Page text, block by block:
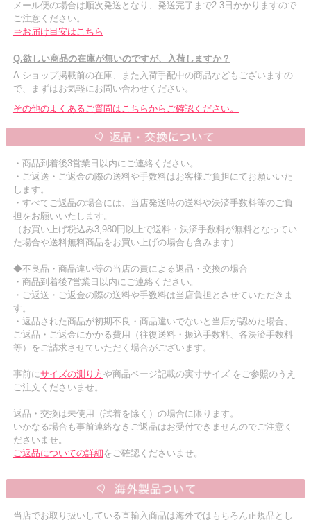
メール便の場合は順次発送となり、発送完了まで2-3日かかりますので
ご注意ください。
⇒お届け目安はこちら
Q.欲しい商品の在庫が無いのですが、入荷しますか？
A.ショップ掲載前の在庫、また入荷手配中の商品などもございますの
で、まずはお気軽にお問い合わせください。
その他のよくあるご質問はこちらからご確認ください。
・商品到着後3営業日以内にご連絡ください。
・ご返送・ご返金の際の送料や手数料はお客様ご負担にてお願いいた
します。
・すべてご返品の場合には、当店発送時の送料や決済手数料等のご負
担をお願いいたします。
（お買い上げ税込み3,980円以上で送料・決済手数料が無料となってい
た場合や送料無料商品をお買い上げの場合も含みます）
◆不良品・商品違い等の当店の責による返品・交換の場合
・商品到着後7営業日以内にご連絡ください。
・ご返送・ご返金の際の送料や手数料は当店負担とさせていただきま
す。
・返品された商品が初期不良・商品違いでないと当店が認めた場合、
ご返品・ご返金にかかる費用（往復送料・振込手数料、各決済手数料
等）をご請求させていただく場合がございます。
事前にサイズの測り方や商品ページ記載の実寸サイズ をご参照のうえ
ご注文くださいませ。
返品・交換は未使用（試着を除く）の場合に限ります。
いかなる場合も事前連絡なきご返品はお受付できませんのでご注意く
ださいませ。
ご返品についての詳細をご確認くださいませ。
当店でお取り扱いしている直輸入商品は海外ではもちろん正規品とし